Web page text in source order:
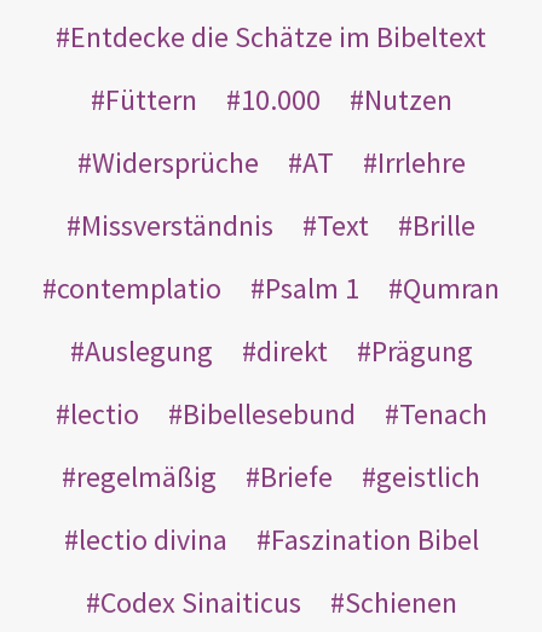
Entdecke die Schätze im Bibeltext
Füttern
10.000
Nutzen
Widersprüche
AT
Irrlehre
Missverständnis
Text
Brille
contemplatio
Psalm 1
Qumran
Auslegung
direkt
Prägung
lectio
Bibellesebund
Tenach
regelmäßig
Briefe
geistlich
lectio divina
Faszination Bibel
Codex Sinaiticus
Schienen